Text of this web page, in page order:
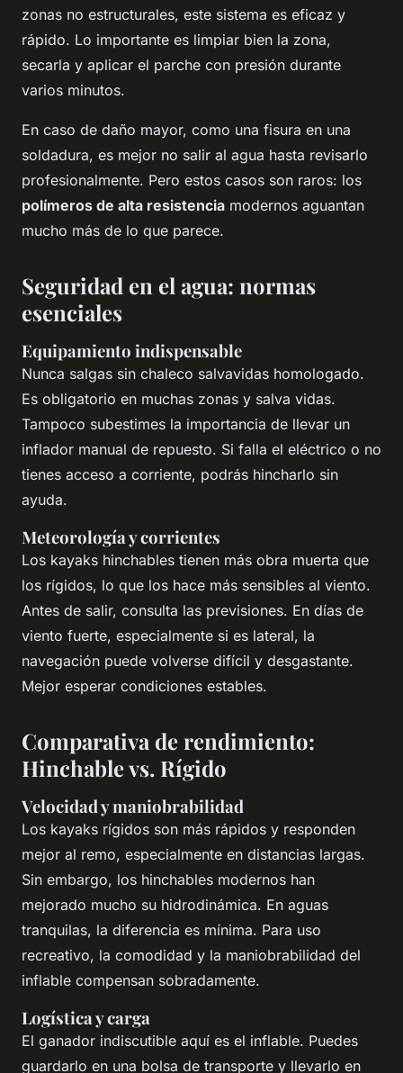
zonas no estructurales, este sistema es eficaz y
rápido. Lo importante es limpiar bien la zona,
secarla y aplicar el parche con presión durante
varios minutos.
En caso de daño mayor, como una fisura en una
soldadura, es mejor no salir al agua hasta revisarlo
profesionalmente. Pero estos casos son raros: los
polímeros de alta resistencia modernos aguantan
mucho más de lo que parece.
Seguridad en el agua: normas
esenciales
Equipamiento indispensable
Nunca salgas sin chaleco salvavidas homologado.
Es obligatorio en muchas zonas y salva vidas.
Tampoco subestimes la importancia de llevar un
inflador manual de repuesto. Si falla el eléctrico o no
tienes acceso a corriente, podrás hincharlo sin
ayuda.
Meteorología y corrientes
Los kayaks hinchables tienen más obra muerta que
los rígidos, lo que los hace más sensibles al viento.
Antes de salir, consulta las previsiones. En días de
viento fuerte, especialmente si es lateral, la
navegación puede volverse difícil y desgastante.
Mejor esperar condiciones estables.
Comparativa de rendimiento:
Hinchable vs. Rígido
Velocidad y maniobrabilidad
Los kayaks rígidos son más rápidos y responden
mejor al remo, especialmente en distancias largas.
Sin embargo, los hinchables modernos han
mejorado mucho su hidrodinámica. En aguas
tranquilas, la diferencia es mínima. Para uso
recreativo, la comodidad y la maniobrabilidad del
inflable compensan sobradamente.
Logística y carga
El ganador indiscutible aquí es el inflable. Puedes
guardarlo en una bolsa de transporte y llevarlo en